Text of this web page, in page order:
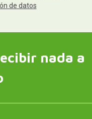
de datos
nada a